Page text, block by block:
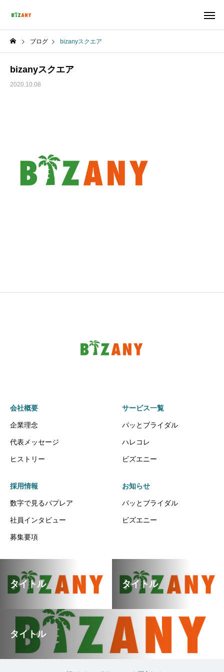
ブログ bizanyスクエア
bizanyスクエア
2020.10.08
会社概要
企業理念
代表メッセージ
ヒストリー
サービス一覧
パッとブライダル
ハレコレ
ビズエニー
採用情報
数字で見るパプレア
社員インタビュー
募集要項
お知らせ
パッとブライダル
ビズエニー
タイトル タイトル
タイトル